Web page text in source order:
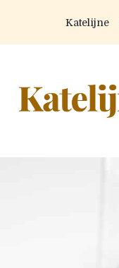
Katelijne